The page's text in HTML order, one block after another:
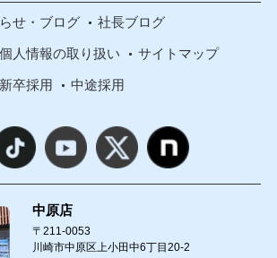
せ・ブログ 社長ブログ
個人情報の取り扱い サイトマップ
新卒採用 中途採用
中原店
〒211-0053
川崎市中原区上小田中6丁目20-2